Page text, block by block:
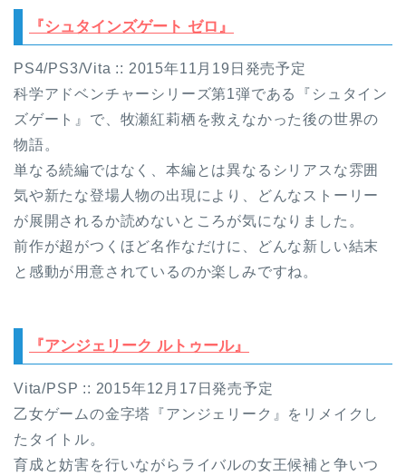
『シュタインズゲート ゼロ』
PS4/PS3/Vita :: 2015年11月19日発売予定
科学アドベンチャーシリーズ第1弾である『シュタイン
ズゲート』で、牧瀬紅莉栖を救えなかった後の世界の
物語。
単なる続編ではなく、本編とは異なるシリアスな雰囲
気や新たな登場人物の出現により、どんなストーリー
が展開されるか読めないところが気になりました。
前作が超がつくほど名作なだけに、どんな新しい結末
と感動が用意されているのか楽しみですね。
『アンジェリーク ルトゥール』
Vita/PSP :: 2015年12月17日発売予定
乙女ゲームの金字塔『アンジェリーク』をリメイクし
たタイトル。
育成と妨害を行いながらライバルの女王候補と争いつ